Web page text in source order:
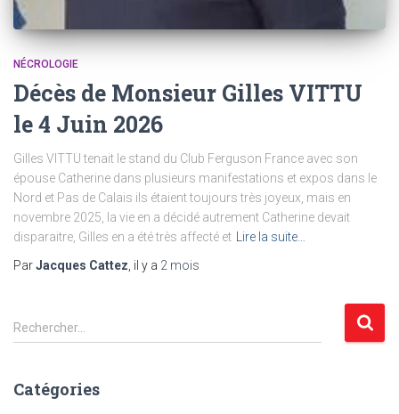
NÉCROLOGIE
Décès de Monsieur Gilles VITTU
le 4 Juin 2026
Gilles VITTU tenait le stand du Club Ferguson France avec son
épouse Catherine dans plusieurs manifestations et expos dans le
Nord et Pas de Calais ils étaient toujours très joyeux, mais en
novembre 2025, la vie en a décidé autrement Catherine devait
disparaitre, Gilles en a été très affecté et Lire la suite…
ParJacques Cattez, il y a 2 mois
R
e
e
Rechercher…
Catégories